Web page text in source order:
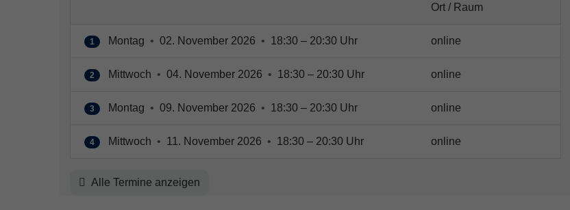
Ort / Raum
1 Montag • 02. November 2026 • 18:30 – 20:30 Uhr online
2 Mittwoch • 04. November 2026 • 18:30 – 20:30 Uhr online
3 Montag • 09. November 2026 • 18:30 – 20:30 Uhr online
4 Mittwoch • 11. November 2026 • 18:30 – 20:30 Uhr online
Alle Termine anzeigen